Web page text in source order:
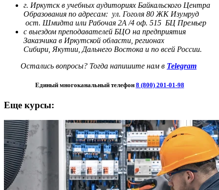
г. Иркутск в учебных аудиториях Байкальского Центра
Образования по адресам: ул. Гоголя 80 ЖК Изумруд
ост. Шмидта или Рабочая 2А /4 оф. 515 БЦ Премьер
с выездом преподавателей БЦО на предприятия
Заказчика в Иркутской области, регионах
Сибири, Якутии, Дальнего Востока и по всей России.
Остались вопросы? Тогда напишите нам в Telegram
Единый многоканальный телефон 8 (800) 201-01-98
Еще курсы: